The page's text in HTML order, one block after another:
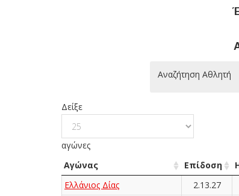
Αναζήτηση Αθλητή
Δείξε
αγώνες
Αγώνας Επίδοση
Ελλάνιος Δίας
2.13.27